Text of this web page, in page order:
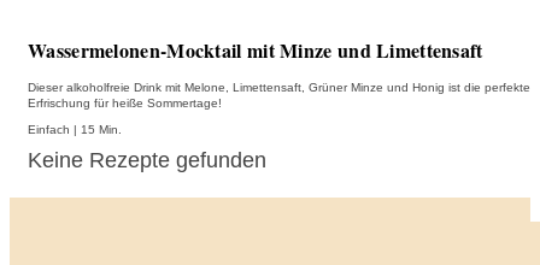
Wassermelonen-Mocktail mit Minze und Limettensaft
Dieser alkoholfreie Drink mit Melone, Limettensaft, Grüner Minze und Honig ist die perfekte
Erfrischung für heiße Sommertage!
Einfach | 15 Min.
Keine Rezepte gefunden